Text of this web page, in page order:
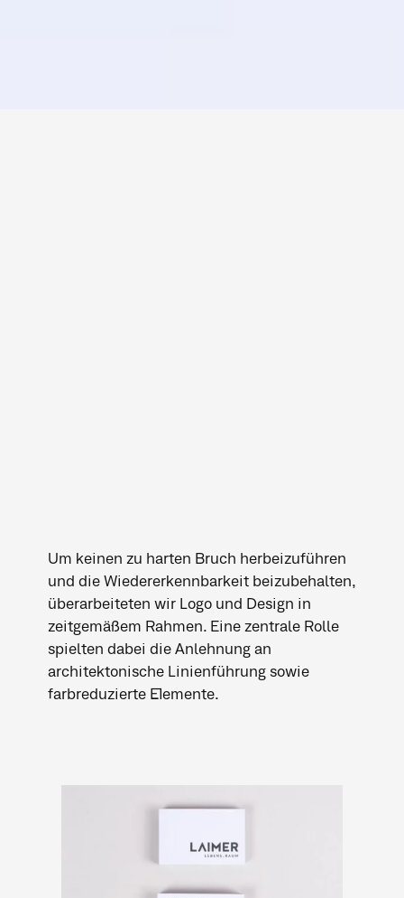
Um keinen zu harten Bruch herbeizuführen
und die Wiedererkennbarkeit beizubehalten,
überarbeiteten wir Logo und Design in
zeitgemäßem Rahmen. Eine zentrale Rolle
spielten dabei die Anlehnung an
architektonische Linienführung sowie
farbreduzierte Elemente.